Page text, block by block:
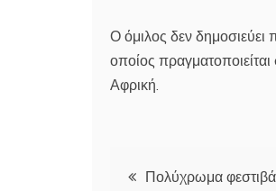
Ο όμιλος δεν δημοσιεύει
οποίος
Αφρική.
Πλοήγηση
Πολύχρωμα